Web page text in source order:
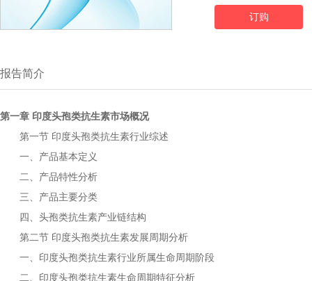
订购
报告简介
第一章 印度头孢类抗生素市场概况
第一节 印度头孢类抗生素行业综述
一、产品基本定义
二、产品特性分析
三、产品主要分类
四、 头孢类抗生素产业链结构
第二节 印度头孢类抗生素发展周期分析
一、 印度头孢类抗生素行业所属生命周期阶段
二、 印度头孢类抗生素生命周期特征分析